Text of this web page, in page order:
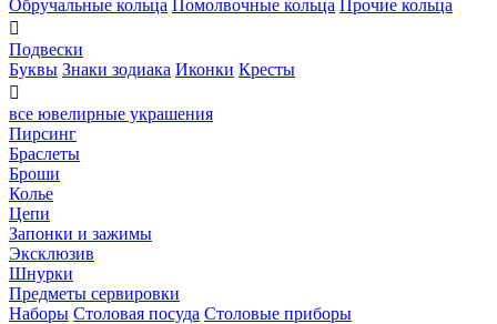
Обручальные кольца Помолвочные кольца Прочие кольца

Подвески
Буквы Знаки зодиака Иконки Кресты

все ювелирные украшения
Пирсинг
Браслеты
Броши
Колье
Цепи
Запонки и зажимы
Эксклюзив
Шнурки
Предметы сервировки
Наборы Столовая посуда Столовые приборы